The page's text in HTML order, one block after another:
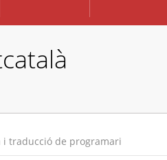
i traducció de programari